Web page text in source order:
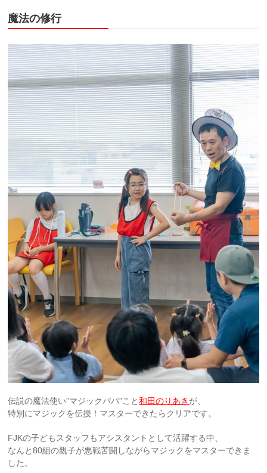
魔法の修行
伝説の魔法使い”マジックパパ”こと和田のりあき が、
特別にマジックを伝授！マスターできたらクリアです。
FJKの子どもスタッフもアシスタントとして活躍する中、
なんと80組の親子が悪戦苦闘しながらマジックをマスターできま
した。